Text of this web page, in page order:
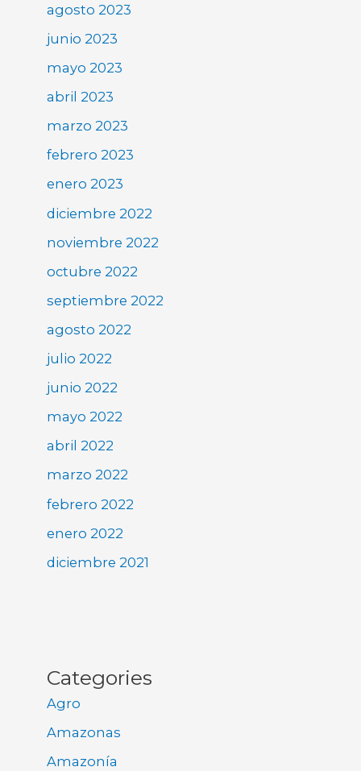
agosto 2023
junio 2023
mayo 2023
abril 2023
marzo 2023
febrero 2023
enero 2023
diciembre 2022
noviembre 2022
octubre 2022
septiembre 2022
agosto 2022
julio 2022
junio 2022
mayo 2022
abril 2022
marzo 2022
febrero 2022
enero 2022
diciembre 2021
Categories
Agro
Amazonas
Amazonía